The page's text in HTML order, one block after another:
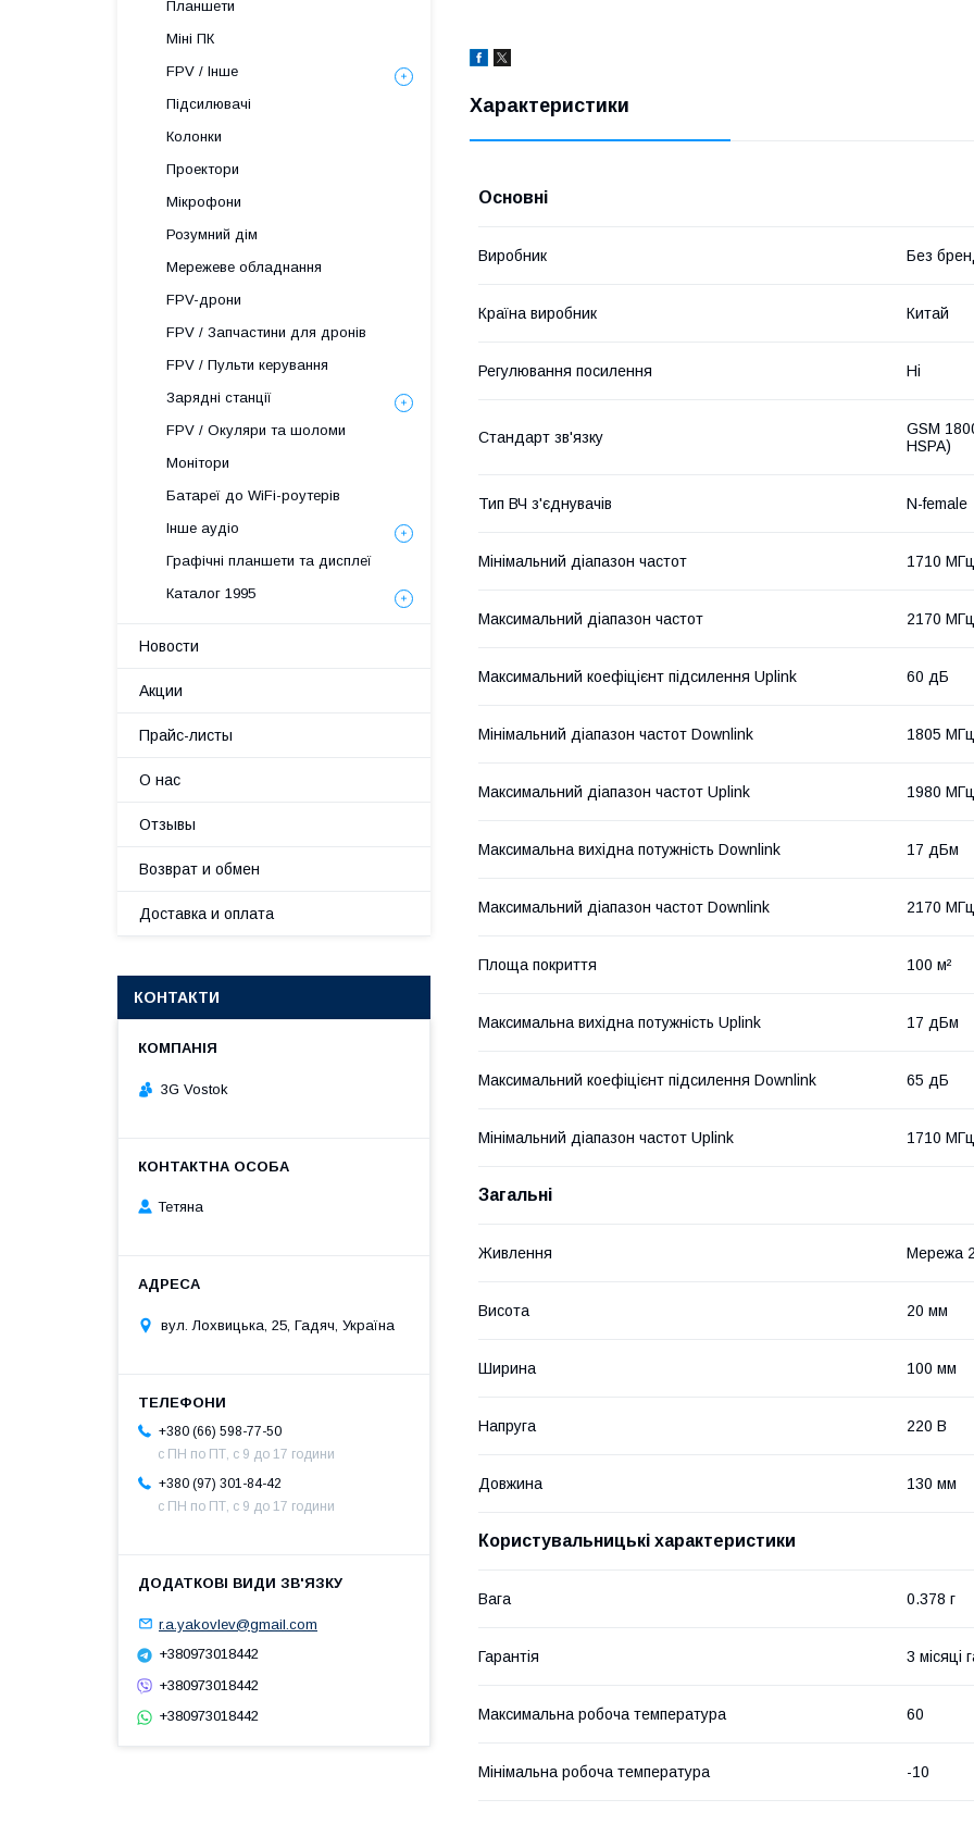
Характеристики
Основні
Виробник Без
Країна виробник Китай
Регулювання посилення Ні
Стандарт зв'язку
GSM
HSPA)
Тип ВЧ з'єднувачів N-female
Мінімальний діапазон частот 1710 МГц
Максимальний діапазон частот 2170 МГц
Максимальний коефіцієнт підсилення Uplink 60 дБ
Мінімальний діапазон частот Downlink 1805 МГц
Максимальний діапазон частот Uplink 1980 МГц
Максимальна вихідна потужність Downlink 17 дБм
Максимальний діапазон частот Downlink 2170 МГц
Площа покриття 100 м²
Максимальна вихідна потужність Uplink 17 дБм
Максимальний коефіцієнт підсилення Downlink 65 дБ
Мінімальний діапазон частот Uplink 1710 МГц
Загальні
Живлення Мережа
Висота 20 мм
Ширина 100 мм
Напруга 220 В
Довжина 130 мм
Користувальницькі характеристики
Вага 0.378 г
Гарантія 3 місяці
Максимальна робоча температура 60
Мінімальна робоча температура -10
Планшети
Міні ПК
FPV / Інше
Підсилювачі
Колонки
Проектори
Мікрофони
Розумний дім
Мережеве обладнання
FPV-дрони
FPV / Запчастини для дронів
FPV / Пульти керування
Зарядні станції
FPV / Окуляри та шоломи
Монітори
Батареї до WiFi-роутерів
Інше аудіо
Графічні планшети та дисплеї
Каталог 1995
Новости
Акции
Прайс-листы
О нас
Отзывы
Возврат и обмен
Доставка и оплата
КОНТАКТИ
3G Vostok
Тетяна
вул. Лохвицька, 25, Гадяч, Україна
+380 (66) 598-77-50
с ПН по ПТ, с 9 до 17 години
+380 (97) 301-84-42
с ПН по ПТ, с 9 до 17 години
r.a.yakovlev@gmail.com
+380973018442
+380973018442
+380973018442